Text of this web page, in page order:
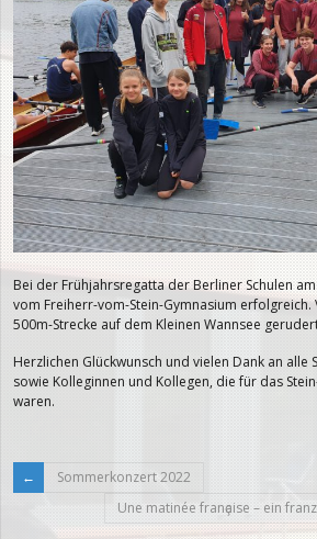
Bei der Frühjahrsregatta der Berliner Schulen
vom Freiherr-vom-Stein-Gymnasium erfolgreich.
500m-Strecke auf dem Kleinen Wannsee
Herzlichen Glückwunsch und vielen Dank an alle
sowie Kolleginnen und Kollegen, die für das
waren.
Sommerkonzert 2022
Une matinée franҫaise – ein